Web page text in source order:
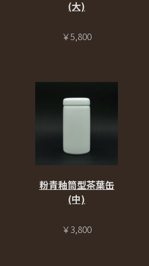
(大)
￥5,800
粉青釉筒型茶葉缶
(中)
￥3,800